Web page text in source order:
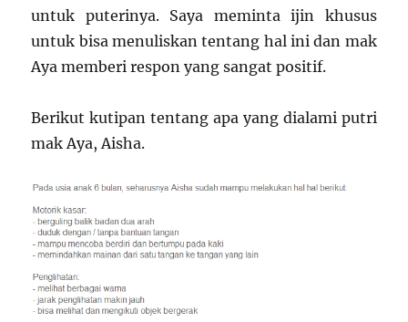
untuk puterinya. Saya meminta ijin khusus
untuk bisa menuliskan tentang hal ini dan mak
Aya memberi respon yang sangat positif.
Berikut kutipan tentang apa yang dialami putri
mak Aya, Aisha.